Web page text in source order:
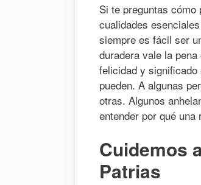
Si te preguntas
cualidades
siempre es fácil ser
duradera vale la
felicidad y
pueden. A algunas
otras. Algunos
entender por qué
Cuidemos
Patrias